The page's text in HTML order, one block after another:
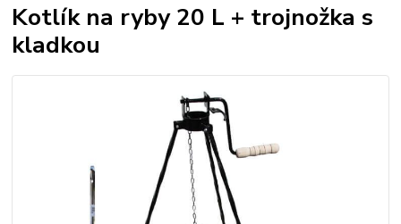
Kotlík na ryby 20 L + trojnožka s
kladkou